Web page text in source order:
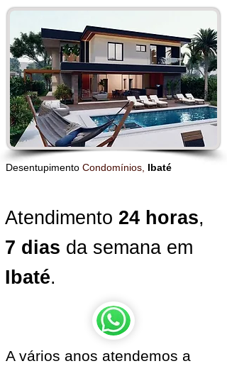
Desentupimento Condomínios, Ibaté
Atendimento 24 horas,
7 dias da semana em
Ibaté.
A vários anos atendemos a